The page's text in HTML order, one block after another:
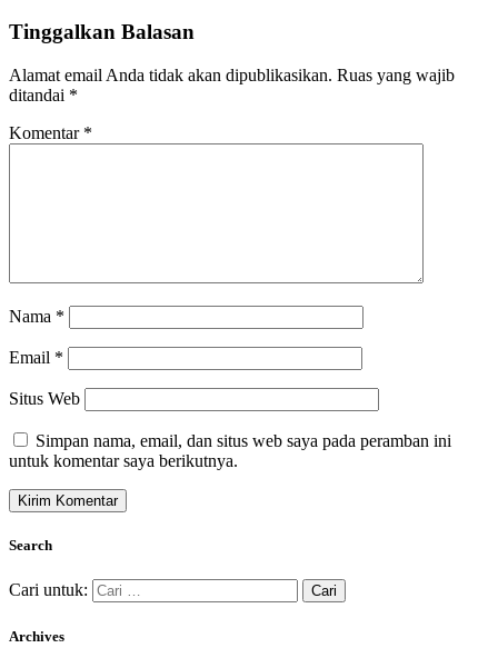
Tinggalkan Balasan
Alamat email Anda tidak akan dipublikasikan. Ruas yang wajib
ditandai *
Komentar *
Nama *
Email *
Situs Web
Simpan nama, email, dan situs web saya pada peramban ini
untuk komentar saya berikutnya.
Search
Cari untuk:
Archives